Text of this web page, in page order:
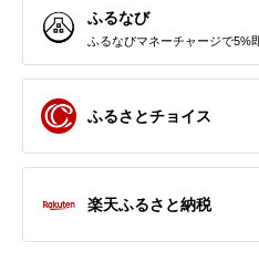
ふるなび
ふるなびマネーチャージで5%
ふるさとチョイス
楽天ふるさと納税